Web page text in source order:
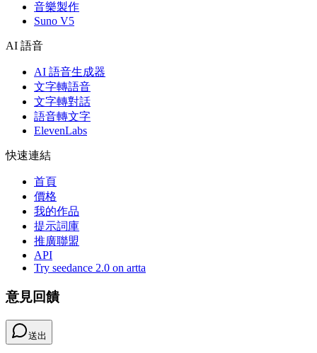
音樂製作
Suno V5
AI 語音
AI 語音生成器
文字轉語音
文字轉對話
語音轉文字
ElevenLabs
快速連結
首頁
價格
我的作品
提示詞庫
推廣聯盟
API
Try seedance 2.0 on artta
意見回饋
送出